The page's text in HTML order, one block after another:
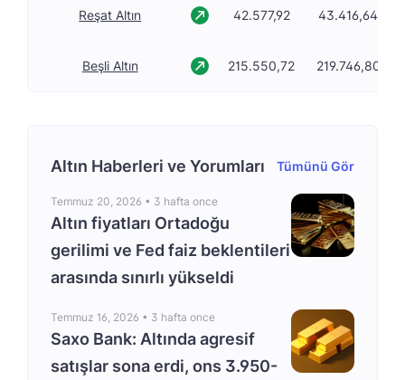
Reşat Altın 42.577,92 43.416,64
Beşli Altın 215.550,72 219.746,80
Altın Haberleri ve Yorumları Tümünü Gör
Temmuz 20, 2026 • 3 hafta once
Altın fiyatları Ortadoğu
gerilimi ve Fed faiz beklentileri
arasında sınırlı yükseldi
Temmuz 16, 2026 • 3 hafta once
Saxo Bank: Altında agresif
satışlar sona erdi, ons 3.950-